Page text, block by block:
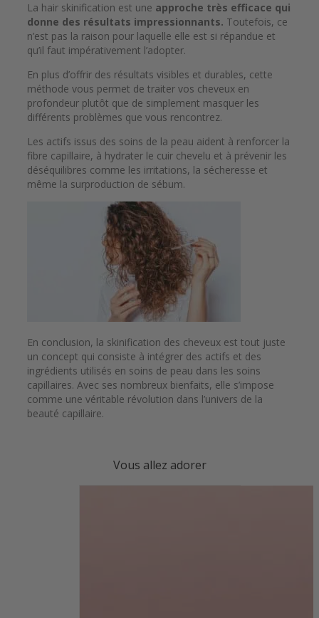
La hair skinification est une approche très efficace qui
donne des résultats impressionnants. Toutefois, ce
n’est pas la raison pour laquelle elle est si répandue et
qu’il faut impérativement l’adopter.
En plus d’offrir des résultats visibles et durables, cette
méthode vous permet de traiter vos cheveux en
profondeur plutôt que de simplement masquer les
différents problèmes que vous rencontrez.
Les actifs issus des soins de la peau aident à renforcer la
fibre capillaire, à hydrater le cuir chevelu et à prévenir les
déséquilibres comme les irritations, la sécheresse et
même la surproduction de sébum.
En conclusion, la skinification des cheveux est tout juste
un concept qui consiste à intégrer des actifs et des
ingrédients utilisés en soins de peau dans les soins
capillaires. Avec ses nombreux bienfaits, elle s’impose
comme une véritable révolution dans l’univers de la
beauté capillaire.
Vous allez adorer